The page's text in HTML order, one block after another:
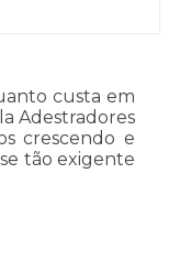
custa em
Adestradores
crescendo e
tão exigente